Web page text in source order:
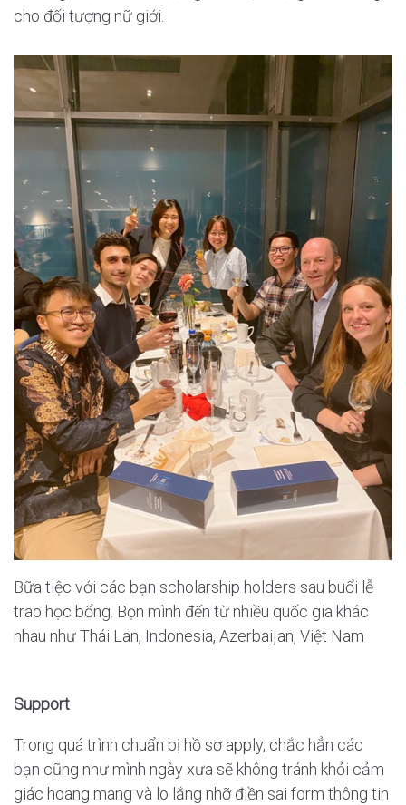
cho đối tượng nữ giới.
Bữa tiệc với các bạn scholarship holders sau buổi lễ
trao học bổng. Bọn mình đến từ nhiều quốc gia khác
nhau như Thái Lan, Indonesia, Azerbaijan, Việt Nam
Support
Trong quá trình chuẩn bị hồ sơ apply, chắc hẳn các
bạn cũng như mình ngày xưa sẽ không tránh khỏi cảm
giác hoang mang và lo lắng nhỡ điền sai form thông tin